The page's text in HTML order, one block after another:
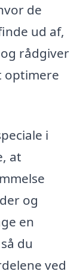
de
ud af,
rådgiver
optimere
i
at
og
en
du
ved